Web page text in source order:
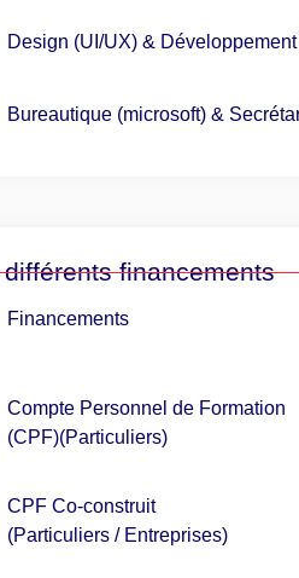
Design (UI/UX) &
Bureautique (microsoft) &
financements
Financements
Compte Personnel de Formation
(CPF)(Particuliers)
CPF Co-construit
(Particuliers / Entreprises)